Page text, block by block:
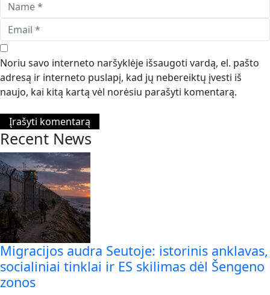
Noriu savo interneto naršyklėje išsaugoti vardą, el. pašto
adresą ir interneto puslapį, kad jų nebereiktų įvesti iš
naujo, kai kitą kartą vėl norėsiu parašyti komentarą.
Recent News
Migracijos audra Seutoje: istorinis anklavas,
socialiniai tinklai ir ES skilimas dėl Šengeno
zonos